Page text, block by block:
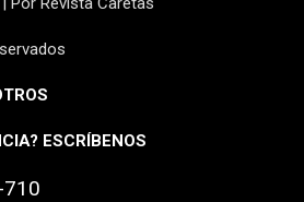
ESCRÍBENOS